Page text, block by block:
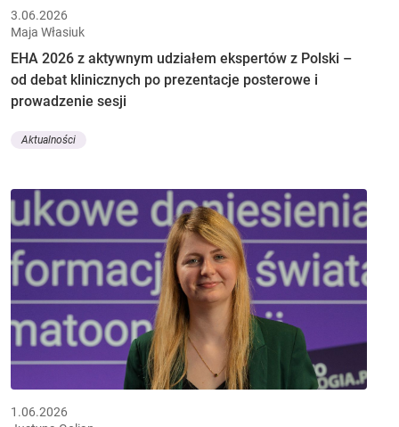
3.06.2026
Maja Własiuk
EHA 2026 z aktywnym udziałem ekspertów z Polski –
od debat klinicznych po prezentacje posterowe i
prowadzenie sesji
Aktualności
1.06.2026